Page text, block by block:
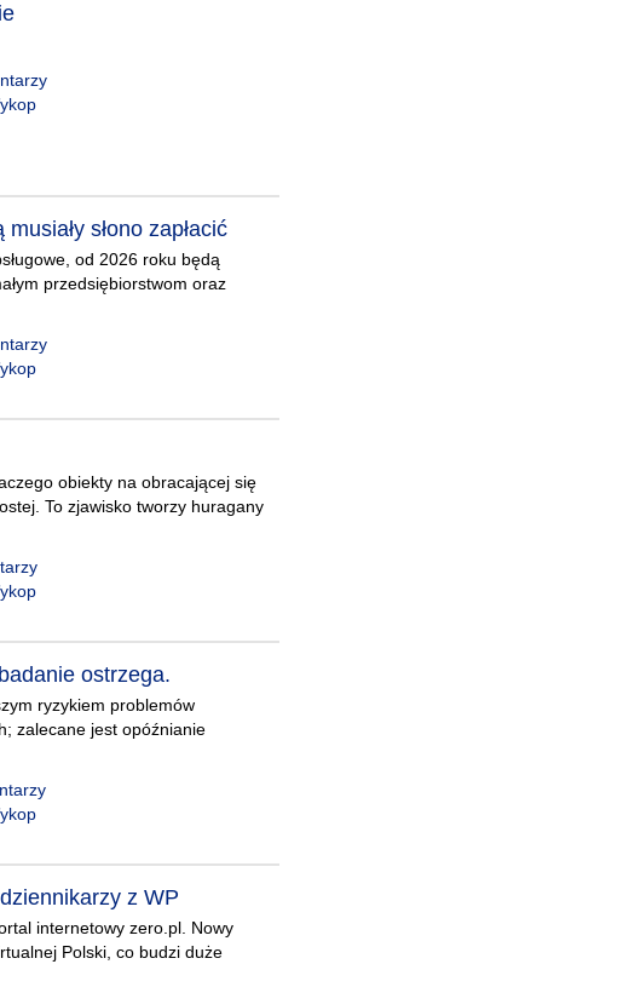
słono zapłacić
od 2026 roku będą
przedsiębiorstwom oraz
obiekty na obracającej się
To zjawisko tworzy huragany
ostrzega.
ryzykiem problemów
zalecane jest opóźnianie
z WP
internetowy zero.pl. Nowy
Polski, co budzi duże